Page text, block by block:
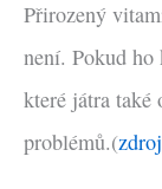
Přirozený
není. Pokud
které játra také
problémů.(zdroj